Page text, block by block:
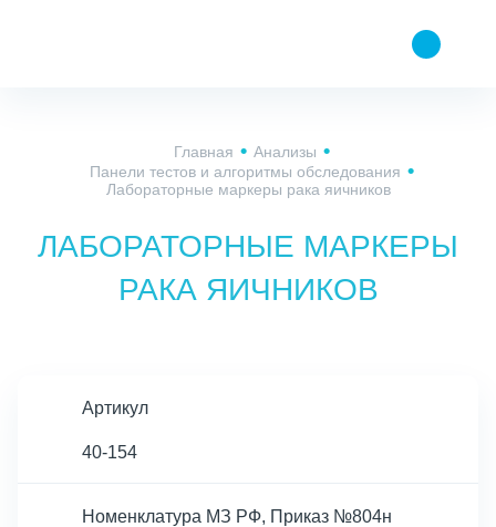
Главная
Анализы
Панели тестов и алгоритмы обследования
Лабораторные маркеры рака яичников
ЛАБОРАТОРНЫЕ МАРКЕРЫ
РАКА ЯИЧНИКОВ
Артикул
40-154
Номенклатура МЗ РФ, Приказ №804н